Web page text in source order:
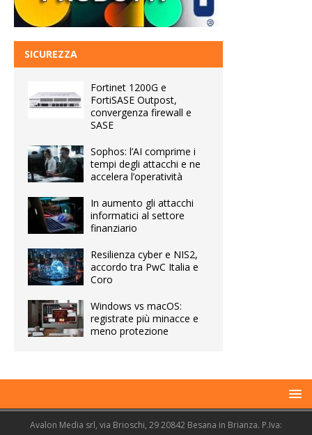
SICUREZZA
Fortinet 1200G e
FortiSASE Outpost,
convergenza firewall e
SASE
Sophos: l’AI comprime i
tempi degli attacchi e ne
accelera l’operatività
In aumento gli attacchi
informatici al settore
finanziario
Resilienza cyber e NIS2,
accordo tra PwC Italia e
Coro
Windows vs macOS:
registrate più minacce e
meno protezione
Avalon Media srl, via Brioschi, 29 20842 Besana in Brianza. P.Iva: